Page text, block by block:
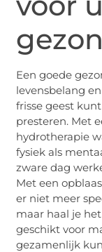
Een goede
levensbelang
frisse geest
presteren. Met
hydrotherapie
fysiek als
zware dag
Met een
er niet meer
maar haal je
geschikt voor
gezamenlijk